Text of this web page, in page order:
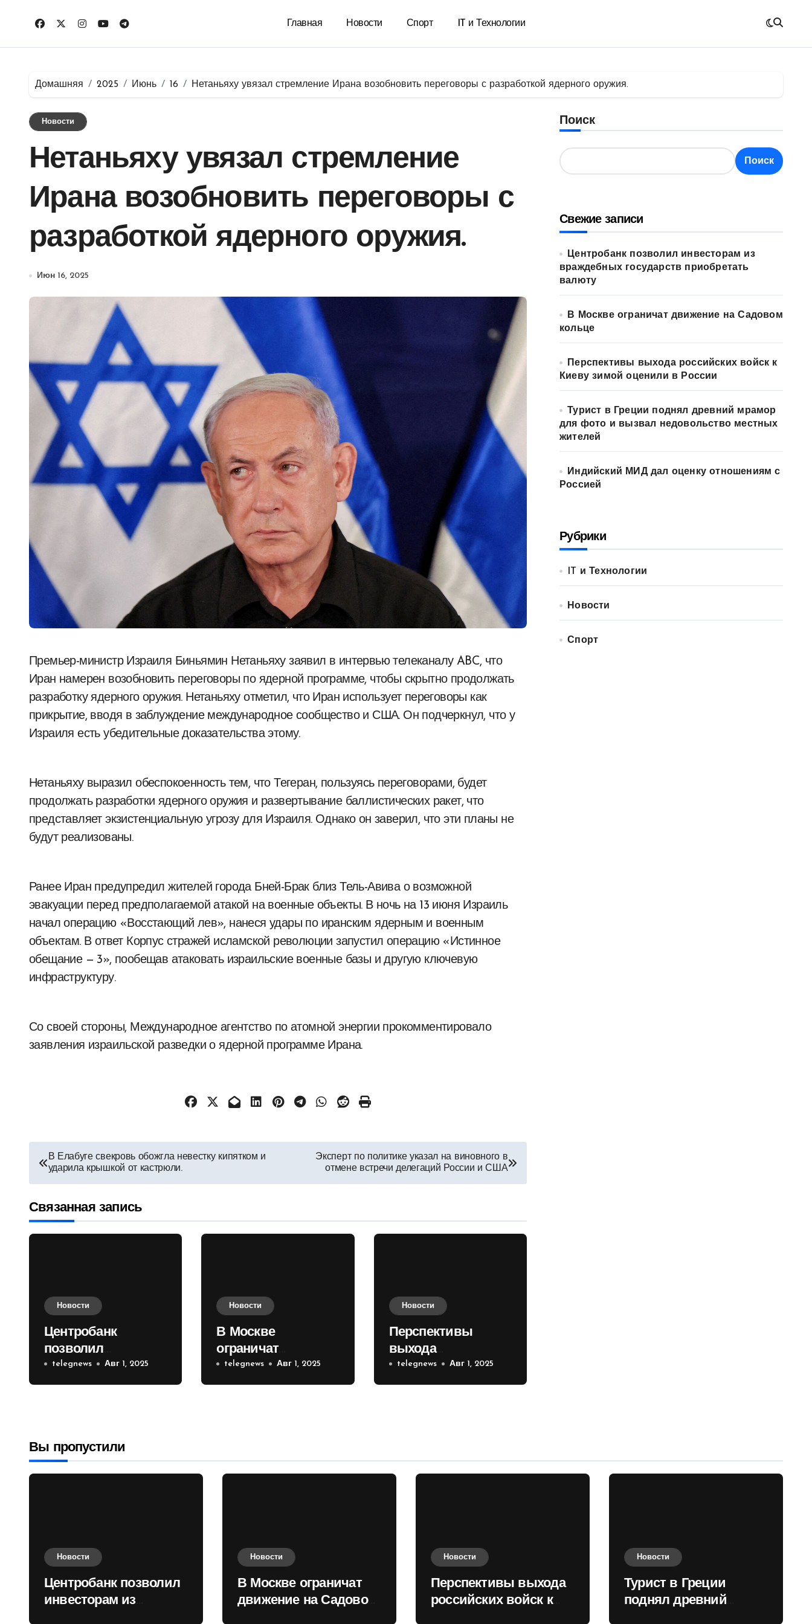
Главная Новости Спорт IT и Технологии
Домашняя 2025 Июнь 16 Нетаньяху увязал стремление Ирана возобновить переговоры с разработкой ядерного оружия.
Новости
Нетаньяху увязал стремление
Ирана возобновить переговоры с
разработкой ядерного оружия.
Июн 16, 2025
Премьер-министр Израиля Биньямин Нетаньяху заявил в интервью телеканалу ABC, что
Иран намерен возобновить переговоры по ядерной программе, чтобы скрытно продолжать
разработку ядерного оружия. Нетаньяху отметил, что Иран использует переговоры как
прикрытие, вводя в заблуждение международное сообщество и США. Он подчеркнул, что у
Израиля есть убедительные доказательства этому.
Нетаньяху выразил обеспокоенность тем, что Тегеран, пользуясь переговорами, будет
продолжать разработки ядерного оружия и развертывание баллистических ракет, что
представляет экзистенциальную угрозу для Израиля. Однако он заверил, что эти планы не
будут реализованы.
Ранее Иран предупредил жителей города Бней-Брак близ Тель-Авива о возможной
эвакуации перед предполагаемой атакой на военные объекты. В ночь на 13 июня Израиль
начал операцию «Восстающий лев», нанеся удары по иранским ядерным и военным
объектам. В ответ Корпус стражей исламской революции запустил операцию «Истинное
обещание — 3», пообещав атаковать израильские военные базы и другую ключевую
инфраструктуру.
Со своей стороны, Международное агентство по атомной энергии прокомментировало
заявления израильской разведки о ядерной программе Ирана.
Навигация
по
записям
В Елабуге свекровь обожгла невестку кипятком и
ударила крышкой от кастрюли.
Эксперт по политике указал на виновного в
отмене встречи делегаций России и США
Связанная запись
Новости
Центробанк
позволил
инвесторам из
враждебных
telegnews Авг 1, 2025
Новости
В Москве
ограничат
движение на
Садовом кольце
telegnews Авг 1, 2025
Новости
Перспективы
выхода
российских войск к
Киеву зимой
telegnews Авг 1, 2025
Поиск
Поиск
Свежие записи
Центробанк позволил инвесторам из
враждебных государств приобретать
валюту
В Москве ограничат движение на Садовом
кольце
Перспективы выхода российских войск к
Киеву зимой оценили в России
Турист в Греции поднял древний мрамор
для фото и вызвал недовольство местных
жителей
Индийский МИД дал оценку отношениям с
Россией
Рубрики
IT и Технологии
Новости
Спорт
Вы пропустили
Новости
Центробанк позволил
инвесторам из
Новости
В Москве ограничат
движение на Садовом
Новости
Перспективы выхода
российских войск к
Новости
Турист в Греции
поднял древний